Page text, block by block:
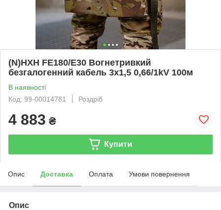
(N)HXH FE180/E30 Вогнетривкий
безгалогенний кабель 3x1,5 0,66/1kV 100м
В наявності
Код: 99-00014781
Роздріб
4 883 ₴
Купити
Опис Доставка Оплата Умови повернення
Опис